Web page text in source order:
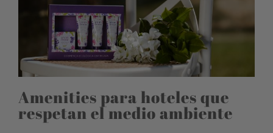
Amenities para hoteles que
respetan el medio ambiente